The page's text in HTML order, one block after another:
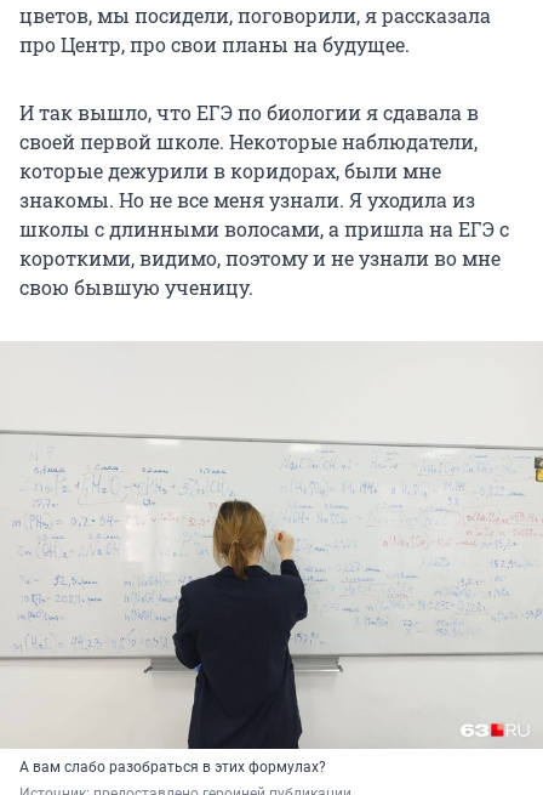
цветов, мы посидели, поговорили, я рассказала
про Центр, про свои планы на будущее.
И так вышло, что ЕГЭ по биологии я сдавала в
своей первой школе. Некоторые наблюдатели,
которые дежурили в коридорах, были мне
знакомы. Но не все меня узнали. Я уходила из
школы с длинными волосами, а пришла на ЕГЭ с
короткими, видимо, поэтому и не узнали во мне
свою бывшую ученицу.
А вам слабо разобраться в этих формулах?